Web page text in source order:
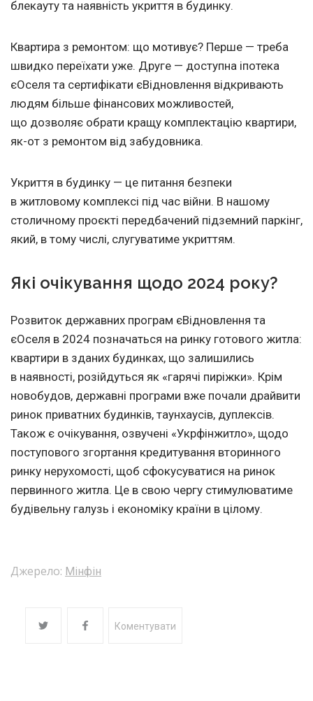
блекауту та наявність укриття в будинку.
Квартира з ремонтом: що мотивує? Перше — треба
швидко переїхати уже. Друге — доступна іпотека
єОселя та сертифікати єВідновлення відкривають
людям більше фінансових можливостей,
що дозволяє обрати кращу комплектацію квартири,
як-от з ремонтом від забудовника.
Укриття в будинку — це питання безпеки
в житловому комплексі під час війни. В нашому
столичному проєкті передбачений підземний паркінг,
який, в тому числі, слугуватиме укриттям.
Які очікування щодо 2024 року?
Розвиток державних програм єВідновлення та
єОселя в 2024 позначаться на ринку готового житла:
квартири в зданих будинках, що залишились
в наявності, розійдуться як «гарячі пиріжки». Крім
новобудов, державні програми вже почали драйвити
ринок приватних будинків, таунхаусів, дуплексів.
Також є очікування, озвучені «Укрфінжитло», щодо
поступового згортання кредитування вторинного
ринку нерухомості, щоб сфокусуватися на ринок
первинного житла. Це в свою чергу стимулюватиме
будівельну галузь і економіку країни в цілому.
Джерело: Мінфін
Коментувати